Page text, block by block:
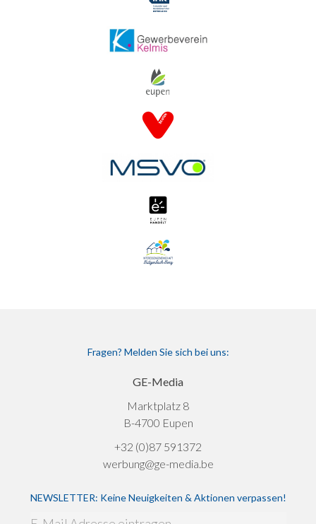
Fragen? Melden Sie sich bei uns:
GE-Media
Marktplatz 8
B-4700 Eupen
+32 (0)87 591372
werbung@ge-media.be
NEWSLETTER: Keine Neuigkeiten & Aktionen verpassen!